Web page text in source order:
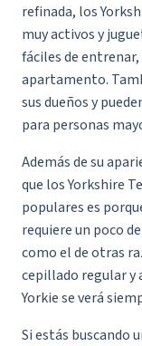
refinada, los
muy activos y
fáciles de entrenar,
apartamento.
sus dueños y
para personas
Además de su
que los Yorkshire
populares es
requiere un poco
como el de otras
cepillado regular y
Yorkie se verá
Si estás buscando